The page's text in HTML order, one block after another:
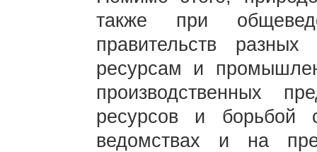
также при
правительств
ресурсам и
производственных
ресурсов и борьбой
ведомствах и на